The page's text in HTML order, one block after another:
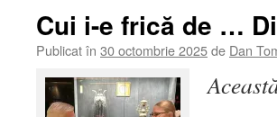
Cui i-e frică de …
Publicat în 30 octombrie 2025de Dan